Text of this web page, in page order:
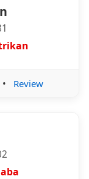
• Review